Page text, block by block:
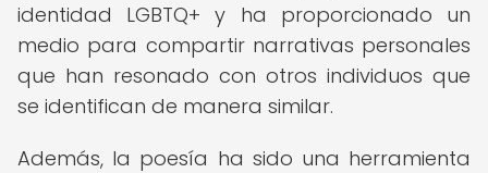
identidad LGBTQ+ y ha proporcionado un
medio para compartir narrativas personales
que han resonado con otros individuos que
se identifican de manera similar.
Además, la poesía ha sido una herramienta